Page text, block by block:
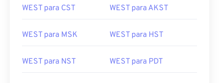
WEST para CST WEST para AKST
WEST para MSK WEST para HST
WEST para NST WEST para PDT